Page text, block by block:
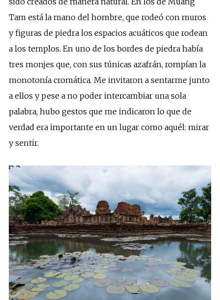
Tam está la mano del hombre, que rodeó con muros
y figuras de piedra los espacios acuáticos que rodean
a los templos. En uno de los bordes de piedra había
tres monjes que, con sus túnicas azafrán, rompían la
monotonía cromática. Me invitaron a sentarme junto
a ellos y pese a no poder intercambiar una sola
palabra, hubo gestos que me indicaron lo que de
verdad era importante en un lugar como aquél: mirar
y sentir.